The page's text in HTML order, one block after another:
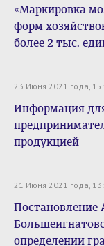
«Маркировка
форм
более 2 тыс.
23 Июня 2021 года,
Информация
продукцией
21 Июня 2021 года,
определении